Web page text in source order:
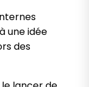
une idée
des